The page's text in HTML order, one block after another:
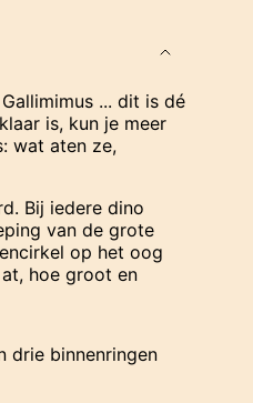
... dit is dé
is, kun je meer
wat aten ze,
Bij iedere dino
van de grote
op het oog
hoe groot en
drie binnenringen